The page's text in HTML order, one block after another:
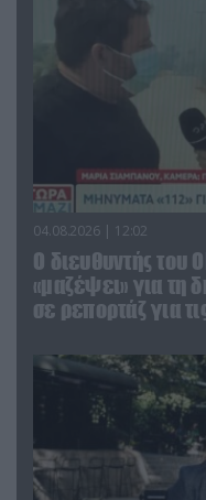
04.08.2026 | 12:02
O διευθυντής του
«μαζέψει» για τη
σε ρεπορτάζ για